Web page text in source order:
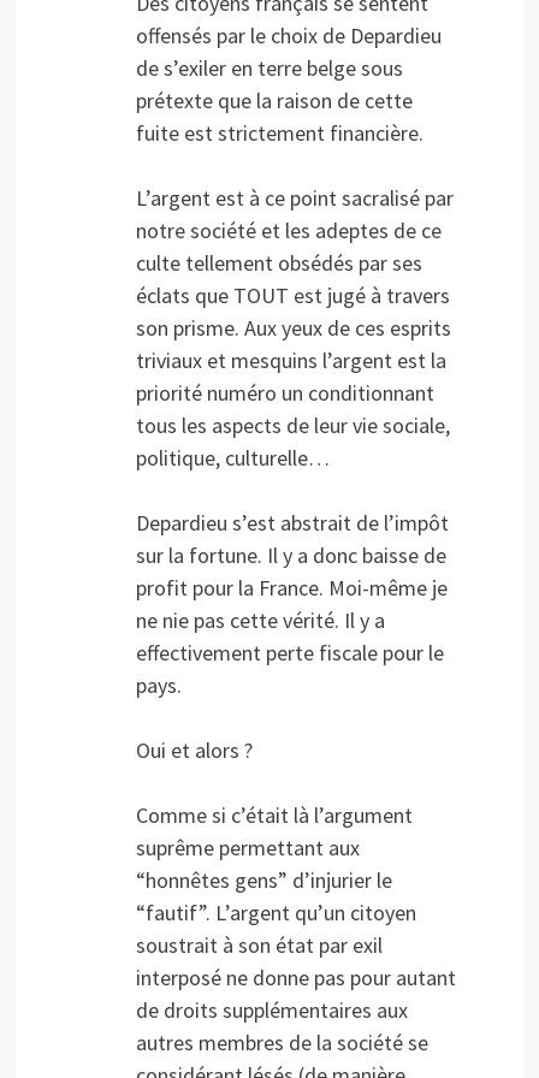
offensés par le choix de Depardieu
de s’exiler en terre belge sous
prétexte que la raison de cette
fuite est strictement financière.
L’argent est à ce point sacralisé par
notre société et les adeptes de ce
culte tellement obsédés par ses
éclats que TOUT est jugé à travers
son prisme. Aux yeux de ces esprits
triviaux et mesquins l’argent est la
priorité numéro un conditionnant
tous les aspects de leur vie sociale,
politique, culturelle…
Depardieu s’est abstrait de l’impôt
sur la fortune. Il y a donc baisse de
profit pour la France. Moi-même je
ne nie pas cette vérité. Il y a
effectivement perte fiscale pour le
pays.
Oui et alors ?
Comme si c’était là l’argument
suprême permettant aux
“honnêtes gens” d’injurier le
“fautif”. L’argent qu’un citoyen
soustrait à son état par exil
interposé ne donne pas pour autant
de droits supplémentaires aux
autres membres de la société se